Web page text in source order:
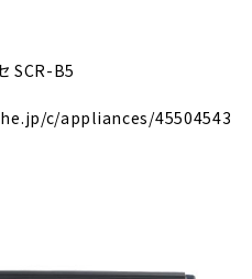
SCR-B5
c/appliances/45504543